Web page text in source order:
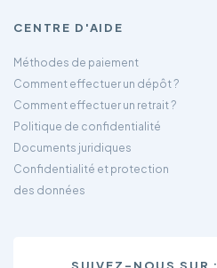
CENTRE D'AIDE
Méthodes de paiement
Comment effectuer un dépôt ?
Comment effectuer un retrait ?
Politique de confidentialité
Documents juridiques
Confidentialité et protection
des données